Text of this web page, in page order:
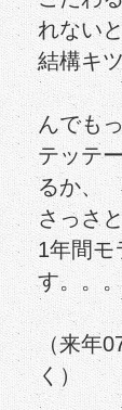
れない
結構キ
んでも
テッテ
るか、
さっさ
1年間モ
す。。
（来年
く）